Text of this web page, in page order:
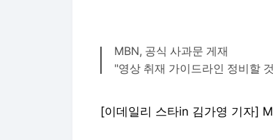
MBN, 공식 사과문 게재
"영상 취재 가이드라인 정비할
[이데일리 스타in 김가영 기자]